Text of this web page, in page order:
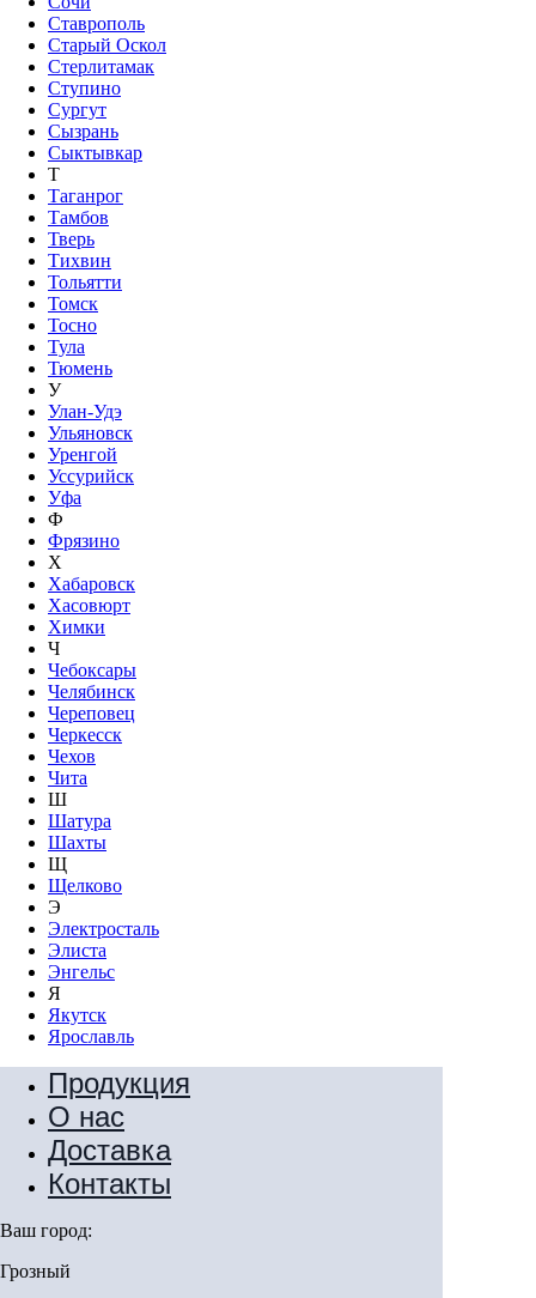
Ставрополь
Старый Оскол
Стерлитамак
Ступино
Сургут
Сызрань
Сыктывкар
Т
Таганрог
Тамбов
Тверь
Тихвин
Тольятти
Томск
Тосно
Тула
Тюмень
У
Улан-Удэ
Ульяновск
Уренгой
Уссурийск
Уфа
Ф
Фрязино
Х
Хабаровск
Хасовюрт
Химки
Ч
Чебоксары
Челябинск
Череповец
Черкесск
Чехов
Чита
Ш
Шатура
Шахты
Щ
Щелково
Э
Электросталь
Элиста
Энгельс
Я
Якутск
Ярославль
Продукция
О нас
Доставка
Контакты
Ваш город:
Грозный